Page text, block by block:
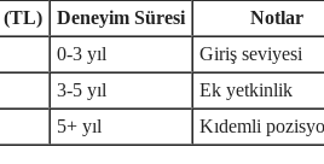
(TL) Deneyim Süresi
Notlar
0-3 yıl
Giriş seviyesi
3-5 yıl
Ek yetkinlik
5+ yıl Kıdemli